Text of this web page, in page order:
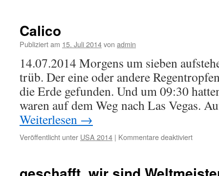
Calico
Publiziert am 15. Juli 2014von admin
14.07.2014 Morgens um sieben
trüb. Der eine oder andere
die Erde gefunden. Und um 09:30
waren auf dem Weg nach Las Vegas.
Weiterlesen →
Veröffentlicht unter USA 2014 | Kommentare deaktiviert